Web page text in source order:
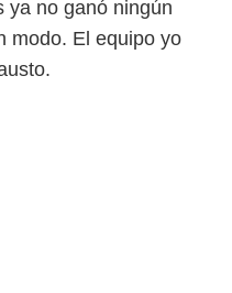
ya no ganó ningún
modo. El equipo yo